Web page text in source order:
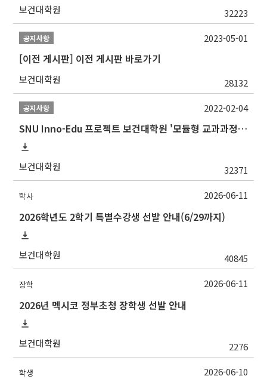
보건대학원 32223
공지사항
[이전 게시판] 이전 게시판 바로가기
보건대학원 28132
2023-05-01
공지사항
SNU Inno-Edu 프로젝트 보건대학원 '모듈형 교과과정' 안내(revised 2022/2/28)
보건대학원 32371
2022-02-04
학사
2026학년도 2학기 특별수강생 선발 안내(6/29까지)
보건대학원 40845
2026-06-11
장학
2026년 멕시코 정부초청 장학생 선발 안내
보건대학원 2276
2026-06-11
학생 2026-06-10